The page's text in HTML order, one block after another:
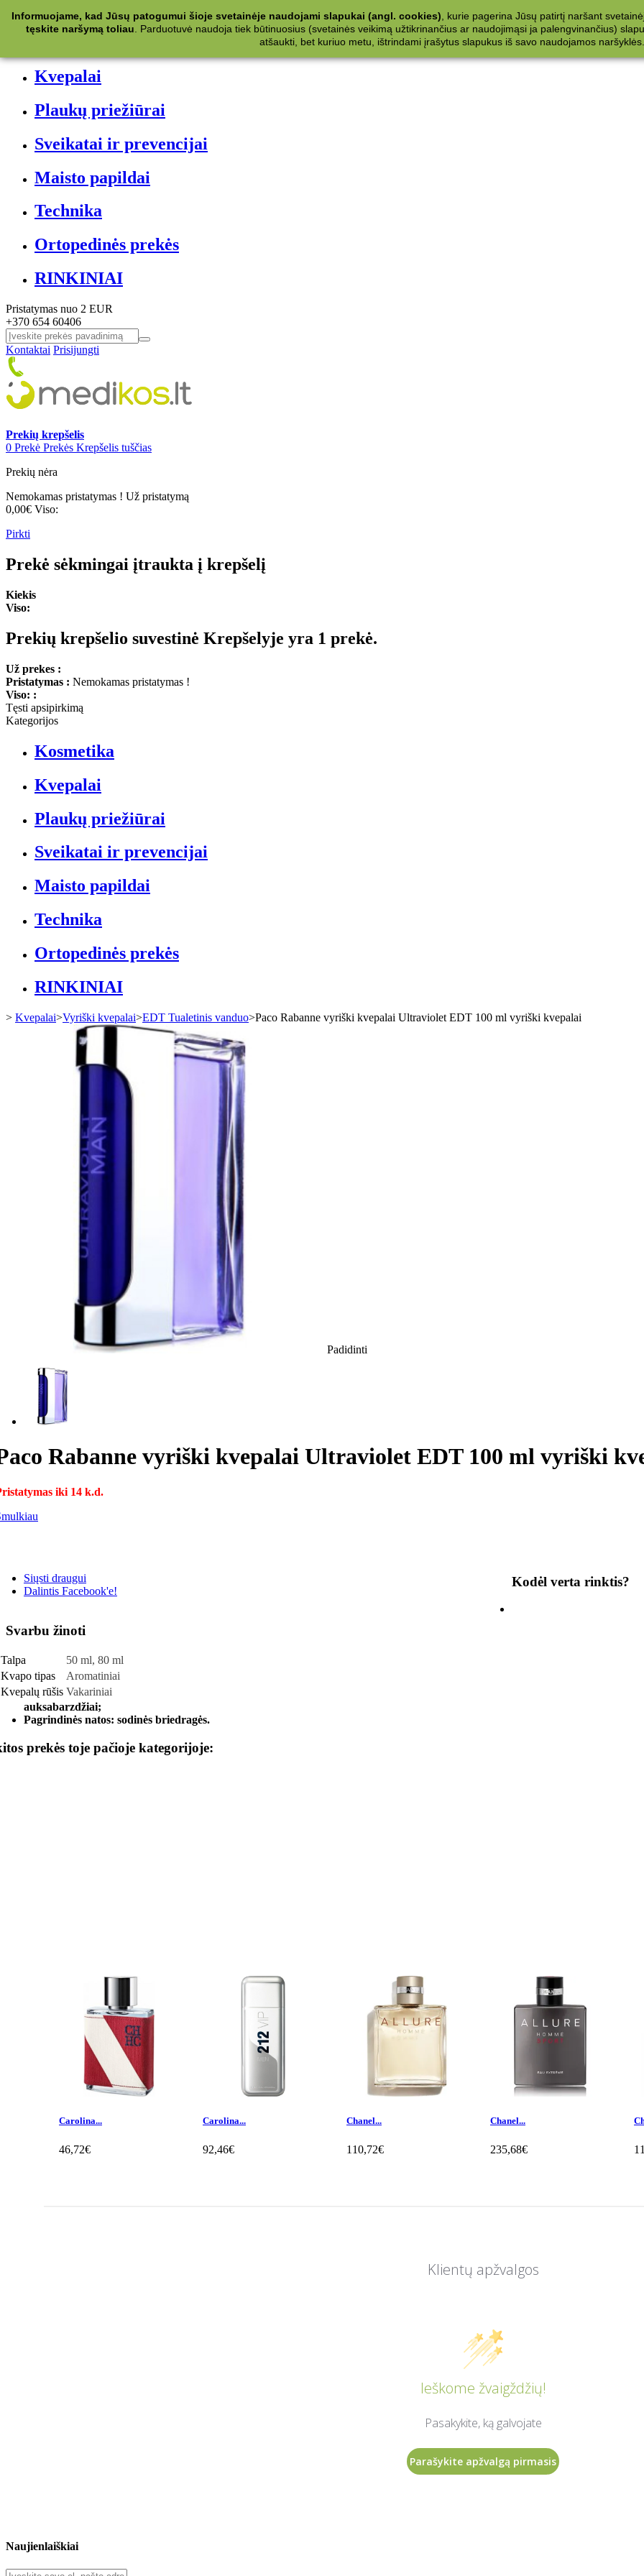
Kategorijos
Kvepalai
Plaukų priežiūrai
Sveikatai ir prevencijai
Maisto papildai
Technika
Ortopedinės prekės
RINKINIAI
Pristatymas nuo 2 EUR
+370 654 60406
Kontaktai Prisijungti
Prekių krepšelis
0 Prekė Prekės Krepšelis tuščias
Prekių nėra
Nemokamas pristatymas ! Už pristatymą
0,00€ Viso:
Pirkti
Prekė sėkmingai įtraukta į krepšelį
Kiekis
Viso:
Prekių krepšelio suvestinė Krepšelyje yra 1 prekė.
Už prekes :
Pristatymas : Nemokamas pristatymas !
Viso: :
Tęsti apsipirkimą
Kategorijos
Kosmetika
Kvepalai
Plaukų priežiūrai
Sveikatai ir prevencijai
Maisto papildai
Technika
Ortopedinės prekės
RINKINIAI
> Kvepalai>Vyriški kvepalai>EDT Tualetinis vanduo>Paco Rabanne vyriški kvepalai Ultraviolet EDT 100 ml vyriški kvepalai
Padidinti
Rabanne vyriški kvepalai Ultraviolet EDT 100 ml vyriški
iki 14 k.d.
Siųsti draugui
Dalintis Facebook'e!
Svarbu žinoti
Talpa
50 ml, 80 ml
Kvapo tipas
Aromatiniai
Kvepalų rūšis Vakariniai
Kodėl verta rinktis?
auksabarzdžiai;
Pagrindinės natos: sodinės briedragės.
prekės toje pačioje kategorijoje:
Carolina...
46,72€
Carolina...
92,46€
Chanel...
110,72€
Chanel...
235,68€
Klientų apžvalgos
Ieškome žvaigždžių!
Pasakykite, ką galvojate
Parašykite apžvalgą pirmasis
Naujienlaiškiai
Informuojame, kad Jūsų patogumui šioje svetainėje naudojami slapukai (angl. cookies) , kurie pagerina Jūsų patirtį naršant
tęskite naršymą toliau
Parduotuvė naudoja tiek būtinuosius (svetainės veikimą užtikrinančius ar naudojimąsi ja palengvinančius)
atšaukti, bet kuriuo metu, ištrindami įrašytus slapukus iš savo naudojamos naršyklės.